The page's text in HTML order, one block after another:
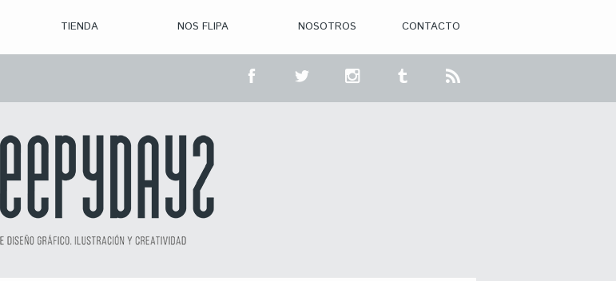
TIENDA NOS FLIPA NOSOTROS CONTACTO